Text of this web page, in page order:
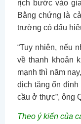
rịch bước vào
Bằng chứng là
trường có dấu
“Tuy nhiên, nếu
về thanh khoản
mạnh thì năm
dịch tăng ổn
cầu ở thực”, ông
Theo ý kiến của